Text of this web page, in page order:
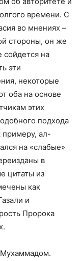
времени. С
во мнениях –
стороны, он же
на
эти
некоторые
оба на основе
этих
подхода
примеру, ал-
на «слабые»
в
цитаты из
как
и
Пророка